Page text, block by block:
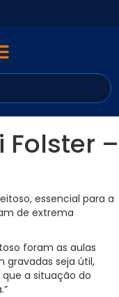
Folster –
essencial para a
de extrema
foram as aulas
gravadas seja útil,
a situação do